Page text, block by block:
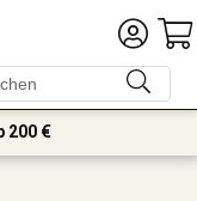
200 €